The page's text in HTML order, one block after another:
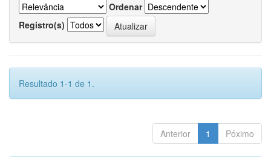
Ordenar
Registro(s)
Resultado 1-1 de 1.
Anterior 1 Póximo